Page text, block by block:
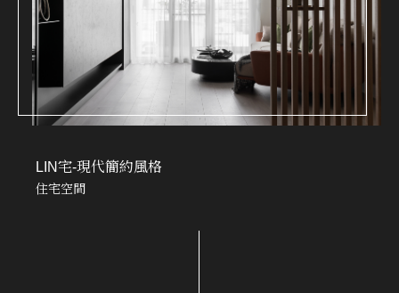
LIN宅-現代簡約風格
住宅空間